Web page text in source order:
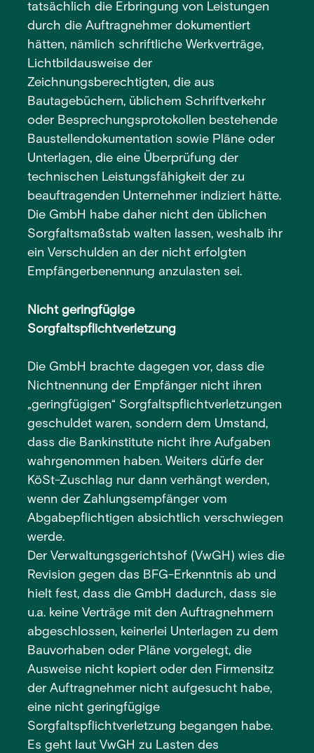
tatsächlich die Erbringung von Leistungen
durch die Auftragnehmer dokumentiert
hätten, nämlich schriftliche Werkverträge,
Lichtbildausweise der
Zeichnungsberechtigten, die aus
Bautagebüchern, üblichem Schriftverkehr
oder Besprechungsprotokollen bestehende
Baustellendokumentation sowie Pläne oder
Unterlagen, die eine Überprüfung der
technischen Leistungsfähigkeit der zu
beauftragenden Unternehmer indiziert hätte.
Die GmbH habe daher nicht den üblichen
Sorgfaltsmaßstab walten lassen, weshalb ihr
ein Verschulden an der nicht erfolgten
Empfängerbenennung anzulasten sei.
Nicht geringfügige
Sorgfaltspflichtverletzung
Die GmbH brachte dagegen vor, dass die
Nichtnennung der Empfänger nicht ihren
„geringfügigen“ Sorgfaltspflichtverletzungen
geschuldet waren, sondern dem Umstand,
dass die Bankinstitute nicht ihre Aufgaben
wahrgenommen haben. Weiters dürfe der
KöSt-Zuschlag nur dann verhängt werden,
wenn der Zahlungsempfänger vom
Abgabepflichtigen absichtlich verschwiegen
werde.
Der Verwaltungsgerichtshof (VwGH) wies die
Revision gegen das BFG-Erkenntnis ab und
hielt fest, dass die GmbH dadurch, dass sie
u.a. keine Verträge mit den Auftragnehmern
abgeschlossen, keinerlei Unterlagen zu dem
Bauvorhaben oder Pläne vorgelegt, die
Ausweise nicht kopiert oder den Firmensitz
der Auftragnehmer nicht aufgesucht habe,
eine nicht geringfügige
Sorgfaltspflichtverletzung begangen habe.
Es geht laut VwGH zu Lasten des